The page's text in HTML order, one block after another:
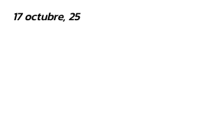
17 octubre, 25